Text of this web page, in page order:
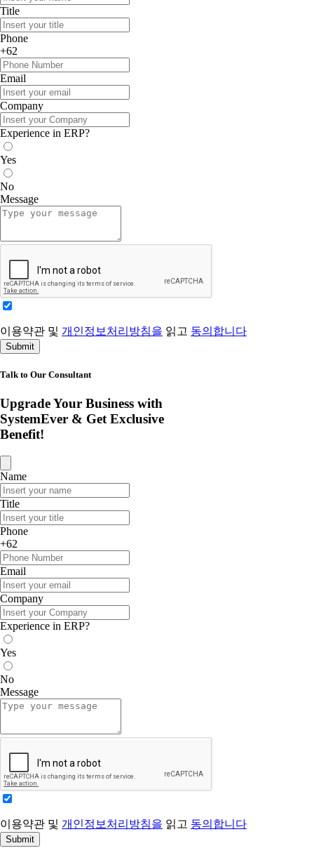
Title
Phone
+62
Email
Company
Experience in ERP?
Yes
No
Message
이용약관 및 개인정보처리방침을 읽고 동의합니다
Submit
Talk to Our Consultant
Upgrade Your Business with
SystemEver & Get Exclusive
Benefit!
Name
Title
Phone
+62
Email
Company
Experience in ERP?
Yes
No
Message
이용약관 및 개인정보처리방침을 읽고 동의합니다
Submit